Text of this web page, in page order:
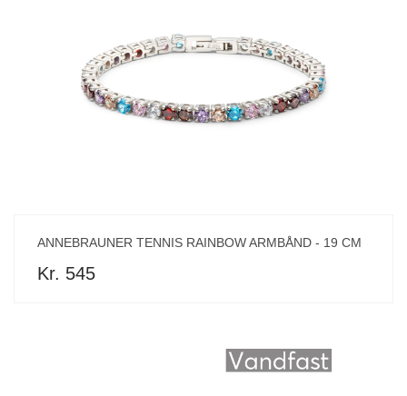
ANNEBRAUNER TENNIS RAINBOW ARMBÅND - 19 CM
Kr. 545